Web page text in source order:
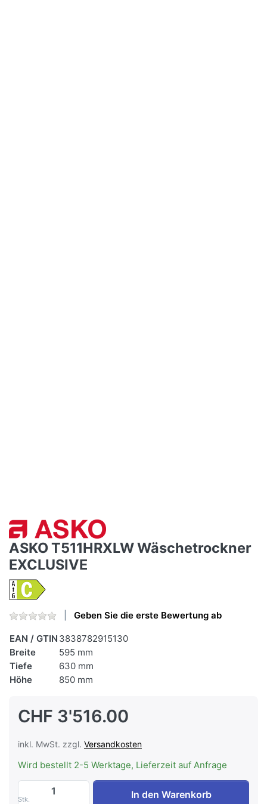
ASKO T511HRXLW Wäschetrockner
EXCLUSIVE
Geben Sie die erste Bewertung ab
EAN / GTIN 3838782915130
Breite
595 mm
Tiefe
630 mm
Höhe
850 mm
CHF 3'516.00
inkl. MwSt. zzgl. Versandkosten
Wird bestellt 2-5 Werktage, Lieferzeit auf Anfrage
Stk.
ASKO T511HRXLW Wäschetrockner
In den Warenkorb